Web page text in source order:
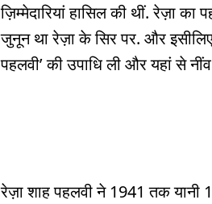
ज़िम्मेदारियां हासिल की थीं. रेज़ा
जुनून था रेज़ा के सिर पर. और
पहलवी’ की उपाधि ली और यहां से
रेज़ा शाह पहलवी ने 1941 तक यानी